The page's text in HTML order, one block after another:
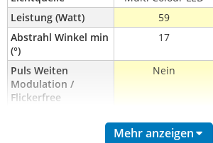
Leistung (Watt)
59
Abstrahl Winkel min
(°)
17
Puls Weiten
Modulation /
Flickerfree
Nein
RGB
Mehr anzeigen